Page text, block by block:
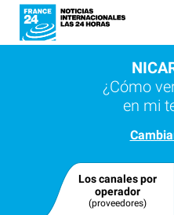
¿Cómo
en mi
Los canales por
operador
(proveedores)